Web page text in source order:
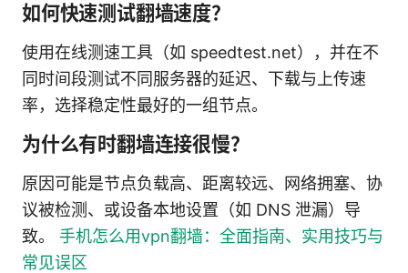
如何快速测试翻墙速度？
使用在线测速工具（如 speedtest.net），并在不
同时间段测试不同服务器的延迟、下载与上传速
率，选择稳定性最好的一组节点。
为什么有时翻墙连接很慢？
原因可能是节点负载高、距离较远、网络拥塞、协
议被检测、或设备本地设置（如 DNS 泄漏）导
致。 手机怎么用vpn翻墙：全面指南、实用技巧与
常见误区